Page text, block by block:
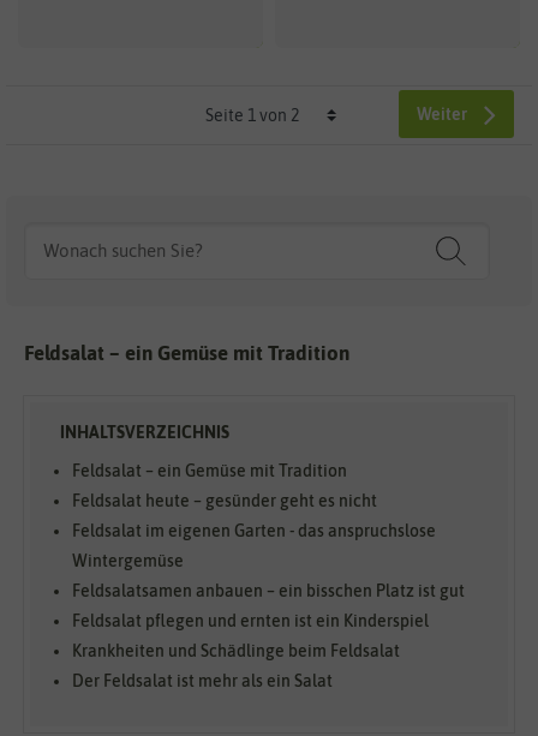
Weiter
Feldsalat – ein Gemüse mit Tradition
Feldsalat – ein Gemüse mit Tradition
Feldsalat heute – gesünder geht es nicht
Feldsalat im eigenen Garten - das anspruchslose
Wintergemüse
Feldsalatsamen anbauen – ein bisschen Platz ist gut
Feldsalat pflegen und ernten ist ein Kinderspiel
Krankheiten und Schädlinge beim Feldsalat
Der Feldsalat ist mehr als ein Salat